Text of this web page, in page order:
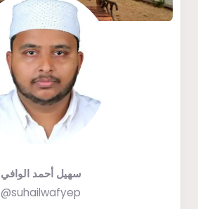
سهيل أحمد الوافي
@suhailwafyep